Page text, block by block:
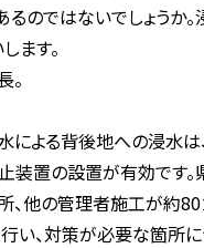
のではないでしょうか
ます。
よる背後地への浸水は
装置の設置が有効です
他の管理者施工が約80
、対策が必要な箇所に